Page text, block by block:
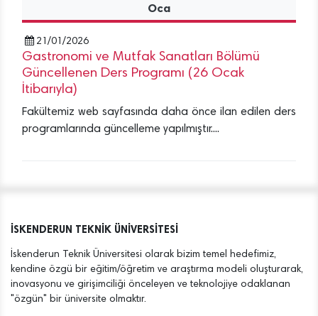
Oca
21/01/2026
Gastronomi ve Mutfak Sanatları Bölümü
Güncellenen Ders Programı (26 Ocak
İtibarıyla)
Fakültemiz web sayfasında daha önce ilan edilen ders
programlarında güncelleme yapılmıştır....
İSKENDERUN TEKNİK ÜNİVERSİTESİ
İskenderun Teknik Üniversitesi olarak bizim temel hedefimiz,
kendine özgü bir eğitim/öğretim ve araştırma modeli oluşturarak,
inovasyonu ve girişimciliği önceleyen ve teknolojiye odaklanan
"özgün" bir üniversite olmaktır.